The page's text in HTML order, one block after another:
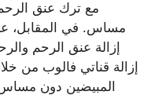
مع ترك عنق
مساس. في المقابل،
إزالة عنق الرحم
إزالة قناتي فالوب من
المبيضين دون